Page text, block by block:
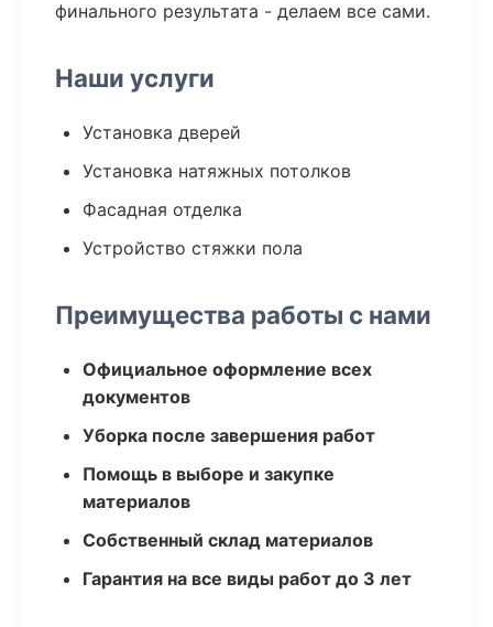
финального результата - делаем все сами.
Наши услуги
Установка дверей
Установка натяжных потолков
Фасадная отделка
Устройство стяжки пола
Преимущества работы с нами
Официальное оформление всех
документов
Уборка после завершения работ
Помощь в выборе и закупке
материалов
Собственный склад материалов
Гарантия на все виды работ до 3 лет